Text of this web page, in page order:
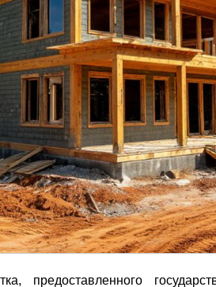
предоставленного